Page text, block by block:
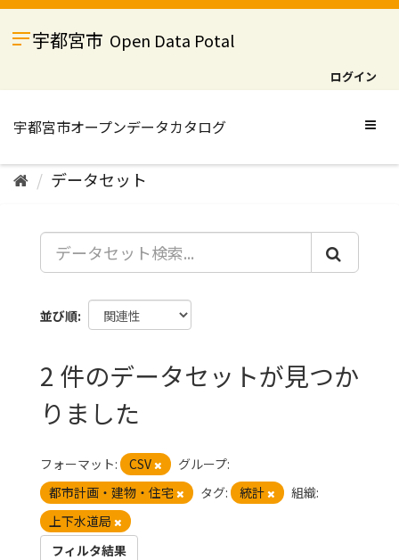
ス
宇都宮市 Open Data Potal
ログイン
データセット
並び順
2 件のデータセットが見つか
りました
フォーマット: CSV
グループ:
都市計画・建物・住宅
タグ: 統計
組織:
上下水道局
フィルタ結果